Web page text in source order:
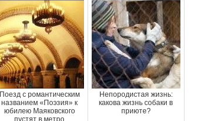
Поезд с романтическим
названием «Поэзия» к
юбилею Маяковского
пустят в метро
Непородистая жизнь:
какова жизнь собаки в
приюте?